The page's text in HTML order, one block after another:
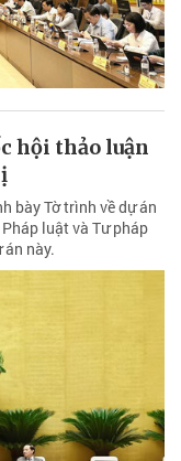
hội thảo luận
bày Tờ trình về dự án
luật và Tư pháp
này.